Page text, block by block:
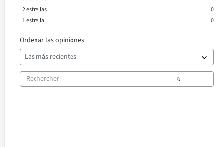
2estrellas
0
1estrella 0
Ordenar las opiniones